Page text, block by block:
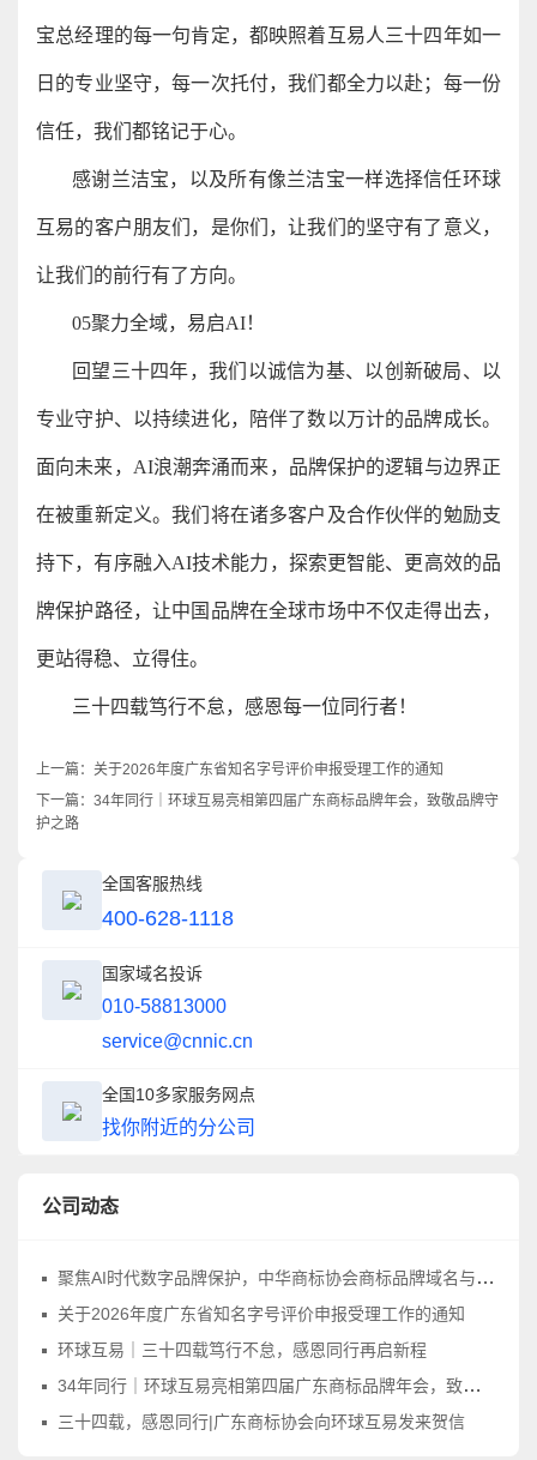
宝总经理的每一句肯定，都映照着互易人三十四年如一
日的专业坚守，每一次托付，我们都全力以赴；每一份
信任，我们都铭记于心。
感谢兰洁宝，以及所有像兰洁宝一样选择信任环球
互易的客户朋友们，是你们，让我们的坚守有了意义，
让我们的前行有了方向。
05聚力全域，易启AI！
回望三十四年，我们以诚信为基、以创新破局、以
专业守护、以持续进化，陪伴了数以万计的品牌成长。
面向未来，AI浪潮奔涌而来，品牌保护的逻辑与边界正
在被重新定义。我们将在诸多客户及合作伙伴的勉励支
持下，有序融入AI技术能力，探索更智能、更高效的品
牌保护路径，让中国品牌在全球市场中不仅走得出去，
更站得稳、立得住。
三十四载笃行不怠，感恩每一位同行者！
上一篇： 关于2026年度广东省知名字号评价申报受理工作的通知
下一篇： 34年同行｜环球互易亮相第四届广东商标品牌年会，致敬品牌守
护之路
全国客服热线
400-628-1118
国家域名投诉
010-58813000
service@cnnic.cn
全国10多家服务网点
找你附近的分公司
公司动态
聚焦AI时代数字品牌保护，中华商标协会商标品牌域名与网络标识工作委员会正式成立
关于2026年度广东省知名字号评价申报受理工作的通知
环球互易｜三十四载笃行不怠，感恩同行再启新程
34年同行｜环球互易亮相第四届广东商标品牌年会，致敬品牌守护之路
三十四载，感恩同行|广东商标协会向环球互易发来贺信